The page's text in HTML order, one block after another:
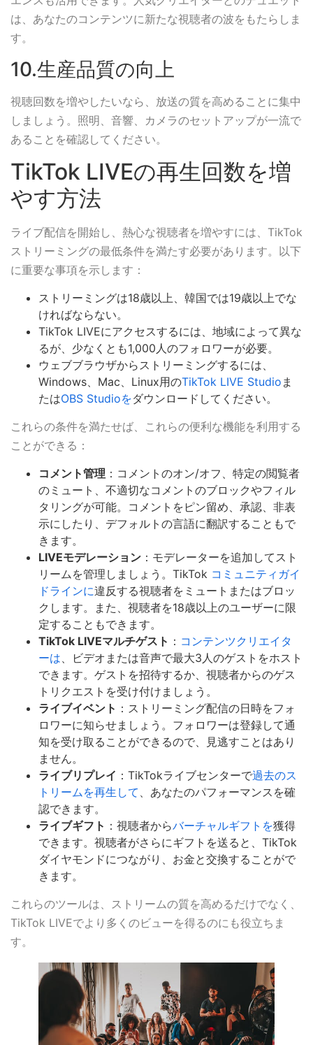
は、あなたのコンテンツに新たな視聴者の波をもたらしま
す。
10.生産品質の向上
視聴回数を増やしたいなら、放送の質を高めることに集中
しましょう。照明、音響、カメラのセットアップが一流で
あることを確認してください。
TikTok LIVEの再生回数を増
やす方法
ライブ配信を開始し、熱心な視聴者を増やすには、TikTok
ストリーミングの最低条件を満たす必要があります。以下
に重要な事項を示します：
ストリーミングは18歳以上、韓国では19歳以上でな
ければならない。
TikTok LIVEにアクセスするには、地域によって異な
るが、少なくとも1,000人のフォロワーが必要。
ウェブブラウザからストリーミングするには、
Windows、Mac、Linux用のTikTok LIVE Studio ま
たはOBS Studioをダウンロードしてください。
これらの条件を満たせば、これらの便利な機能を利用する
ことができる：
コメント管理 ：コメントのオン/オフ、特定の閲覧者
のミュート、不適切なコメントのブロックやフィル
タリングが可能。コメントをピン留め、承認、非表
示にしたり、デフォルトの言語に翻訳することもで
きます。
LIVEモデレーション ：モデレーターを追加してスト
リームを管理しましょう。TikTok コミュニティガイ
ドラインに違反する視聴者をミュートまたはブロッ
クします。また、視聴者を18歳以上のユーザーに限
定することもできます。
TikTok LIVEマルチゲスト ： コンテンツクリエイタ
ーは、ビデオまたは音声で最大3人のゲストをホスト
できます。ゲストを招待するか、視聴者からのゲス
トリクエストを受け付けましょう。
ライブイベント ：ストリーミング配信の日時をフォ
ロワーに知らせましょう。フォロワーは登録して通
知を受け取ることができるので、見逃すことはあり
ません。
ライブリプレイ ：TikTokライブセンターで過去のス
トリームを再生して 、あなたのパフォーマンスを確
認できます。
ライブギフト ：視聴者からバーチャルギフトを獲得
できます。視聴者がさらにギフトを送ると、TikTok
ダイヤモンドにつながり、お金と交換することがで
きます。
これらのツールは、ストリームの質を高めるだけでなく、
TikTok LIVEでより多くのビューを得るのにも役立ちま
す。